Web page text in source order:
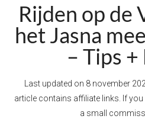
Rijden op de
het Jasna
– Tips +
Last updated on 8 november
article contains affiliate links. If
a small